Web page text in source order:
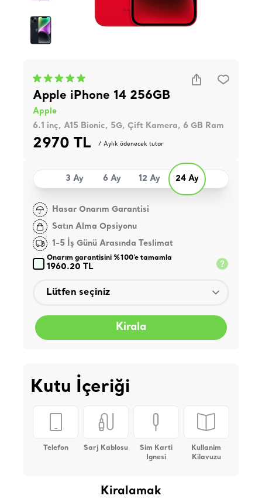
Apple iPhone 14 256GB
Apple
6.1 inç, A15 Bionic, 5G, Çift Kamera, 6 GB Ram
2970 TL / Aylık ödenecek tutar
3 Ay 6 Ay 12 Ay 24 Ay
Hasar Onarım Garantisi
Satın Alma Opsiyonu
1-5 İş Günü Arasında Teslimat
Onarım garantisini %100'e tamamla
1960.20 TL
Kirala
Kutu İçeriği
Telefon Sarj Kablosu
Sim Karti
Ignesi
Kullanim
Kilavuzu
Kiralamak